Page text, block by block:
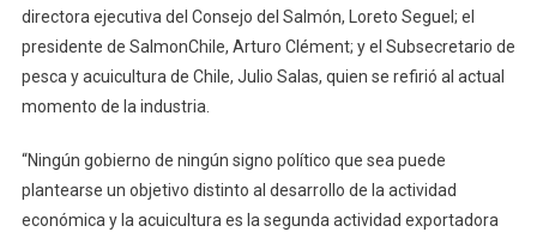
directora ejecutiva del Consejo del Salmón, Loreto Seguel; el
presidente de SalmonChile, Arturo Clément; y el Subsecretario de
pesca y acuicultura de Chile, Julio Salas, quien se refirió al actual
momento de la industria.
“Ningún gobierno de ningún signo político que sea puede
plantearse un objetivo distinto al desarrollo de la actividad
económica y la acuicultura es la segunda actividad exportadora